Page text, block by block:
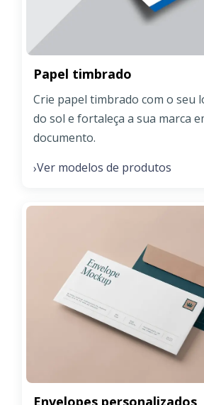
Papel timbrado
Crie papel timbrado com o seu
do sol e fortaleça a sua marca
documento.
›Ver modelos de produtos
Envelopes personalizados